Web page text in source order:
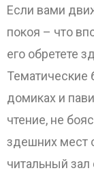
Если вами
покоя – что
его обретете
Тематические
домиках и
чтение, не
здешних мест
читальный